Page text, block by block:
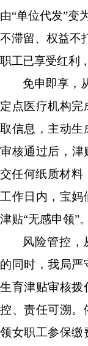
由“单位代发”变
不滞留、权益不
职工已享受红利
免申即享，
定点医疗机构完
取信息，主动生
审核通过后，津
交任何纸质材料
工作日内， 宝妈
津贴“无感申领”。
风险管控，
的同时，我局严
生育津贴审核拨
控、责任可溯。
领女职工参保缴